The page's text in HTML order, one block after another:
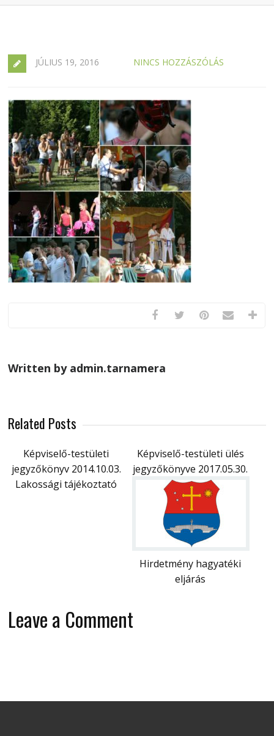
JÚLIUS 19, 2016 NINCS HOZZÁSZÓLÁS
Written by admin.tarnamera
Related Posts
Képviselő-testületi
jegyzőkönyv 2014.10.03.
Képviselő-testületi ülés
jegyzőkönyve 2017.05.30.
Lakossági tájékoztató
Hirdetmény hagyatéki
eljárás
Leave a Comment